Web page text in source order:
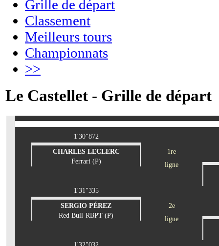
Grille de départ
Classement
Meilleurs tours
Championnats
>>
Le Castellet - Grille de départ
1'30"872
CHARLES LECLERC
Ferrari (P)
1re
ligne
1'31"335
SERGIO PÉREZ
Red Bull-RBPT (P)
2e
ligne